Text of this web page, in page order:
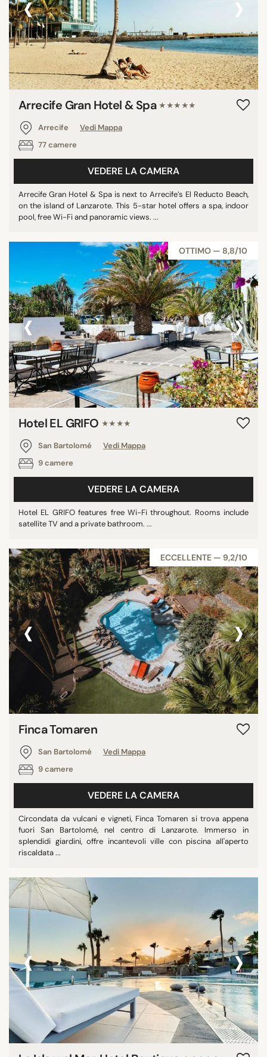
Arrecife Gran Hotel & Spa ★★★★★
Arrecife
Vedi Mappa
77 camere
VEDERE LA CAMERA
Arrecife Gran Hotel & Spa is next to Arrecife’s El Reducto Beach,
on the island of Lanzarote. This 5-star hotel offers a spa, indoor
pool, free Wi-Fi and panoramic views. ...
OTTIMO — 8,8/10
‹ ›
Hotel EL GRIFO ★★★★
San Bartolomé
Vedi Mappa
9 camere
VEDERE LA CAMERA
Hotel EL GRIFO features free Wi-Fi throughout. Rooms include
satellite TV and a private bathroom. ...
ECCELLENTE — 9,2/10
‹ ›
Finca Tomaren
San Bartolomé
Vedi Mappa
9 camere
VEDERE LA CAMERA
Circondata da vulcani e vigneti, Finca Tomaren si trova appena
fuori San Bartolomé, nel centro di Lanzarote. Immerso in
splendidi giardini, offre incantevoli ville con piscina all'aperto
riscaldata ...
‹ ›